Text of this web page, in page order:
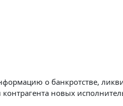
о банкротстве,
новых